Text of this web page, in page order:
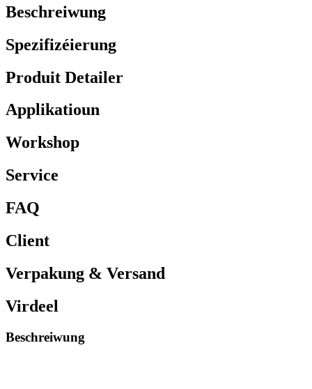
Beschreiwung
Spezifizéierung
Produit Detailer
Applikatioun
Workshop
Service
FAQ
Client
Verpakung & Versand
Virdeel
Beschreiwung